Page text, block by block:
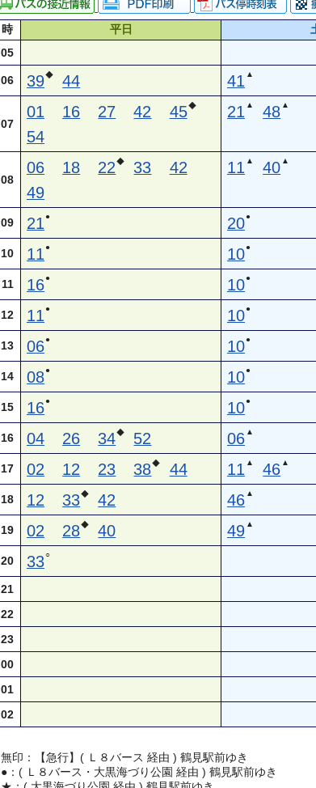
時 平日
05
06 39◆ 44 41 ▲
07
01 16 27 42 45◆
54
21 ▲ 48 ▲
08
06 18 22 ◆ 33
42
49
11 ▲ 40 ▲
09 21 ● 20●
10 11 ● 10●
11 16● 10●
12 11 ● 10●
13 06● 10●
14 08● 10●
15 16● 10●
16 04 26 34◆ 52 06 ▲
17 02 12 23 38◆ 44 11 ▲ 46 ▲
18 12 33◆ 42 46 ▲
19 02 28◆ 40 49 ▲
20 33○
21
22
23
00
01
02
無印：【急行】( Ｌ８バース 経由 ) 鶴見駅前ゆき
●：( Ｌ８バース・大黒海づり公園 経由 ) 鶴見駅前ゆき